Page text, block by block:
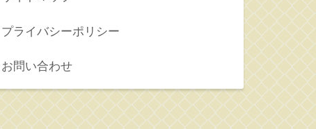
プライバシーポリシー
お問い合わせ